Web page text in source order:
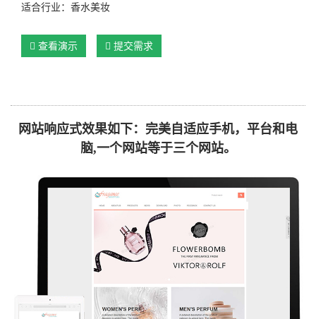
适合行业：香水美妆
查看演示 提交需求
网站响应式效果如下：完美自适应手机，平台和电
脑,一个网站等于三个网站。